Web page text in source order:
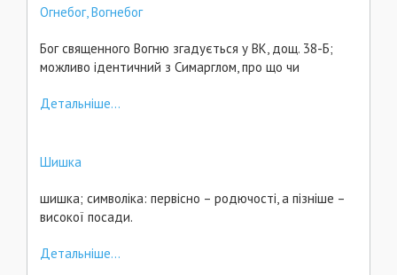
Огнебог, Вогнебог
Бог священного Вогню згадується у ВК, дощ. 38-Б;
можливо ідентичний з Симарглом, про що чи
Детальніше...
Шишка
шишка; символіка: первісно – родючості, а пізніше –
високої посади.
Детальніше...